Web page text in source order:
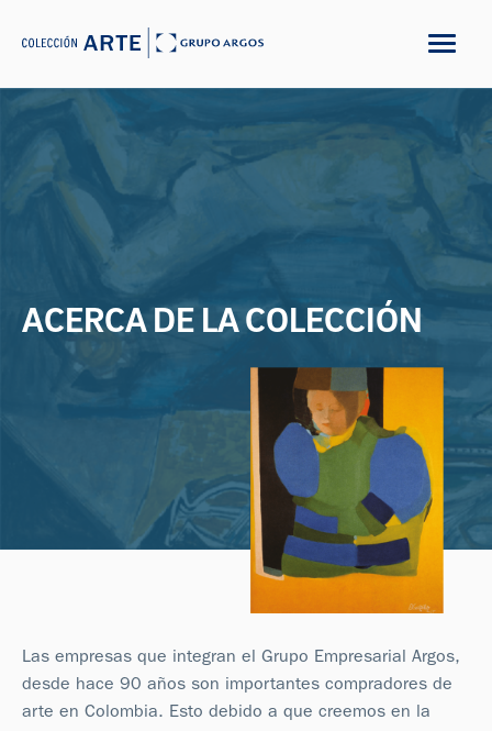
ACERCA DE LA COLECCIÓN
Las empresas que integran el Grupo Empresarial Argos,
desde hace 90 años son importantes compradores de
arte en Colombia. Esto debido a que creemos en la